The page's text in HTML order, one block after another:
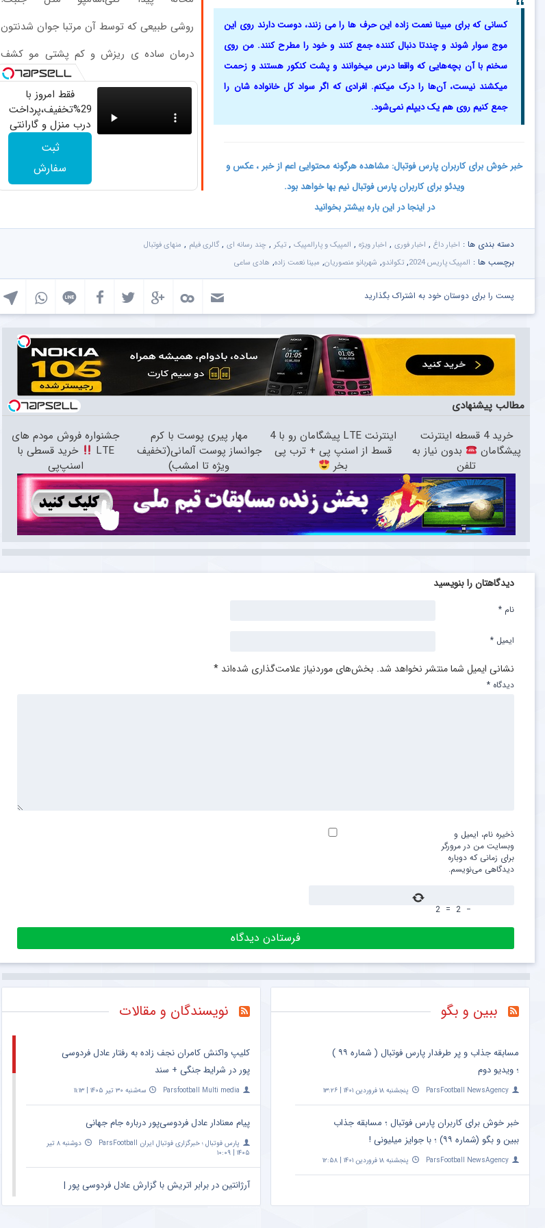
روشی طبیعی که توسط آن مرتبا جوان شدنتون
درمان ساده ی ریزش و کم پشتی مو کشف
فقط امروز با
29%تخفیف،پرداخت
درب منزل و گارانتی
وات بخر
ثبت
سفارش
کسانی که برای مبینا نعمت‌ زاده این حرف ها را می زنند، دوست دارند روی این
موج سوار شوند و چندتا دنبال کننده جمع کنند و خود را مطرح کنند. من روی
سخنم با آن بچه‌هایی که واقعا درس میخوانند و پشت کنکور هستند و زحمت
میکشند نیست، آن‌ها را درک میکنم. افرادی که اگر سواد کل خانواده شان را
جمع کنیم روی هم یک دیپلم نمی‌شود.
خبر خوش برای کاربران پارس فوتبال: مشاهده هرگونه محتوایی اعم از خبر ، عکس و
ویدئو برای کاربران پارس فوتبال نیم بها خواهد بود.
در اینجا در این باره بیشتر بخوانید
دسته بندی ها : اخبار داغ , اخبار فوری , اخبار ویژه , المپیک و پارالمپیک , تیکر , چند رسانه ای , گالری فیلم , منهای فوتبال
برچسب ها : المپیک پاریس 2024 , تکواندو, شهربانو منصوریان, مبینا نعمت زاده, هادی ساعی
پست را برای دوستان خود به اشتراک بگذارید
مطالب پیشنهادی
خرید 4 قسطه اینترنت
پیشگامان
بدون نیاز به
تلفن
اینترنت LTE پیشگامان رو با 4
قسط از اسنپ پی + ترب پی
بخر
مهار پیری پوست با کرم
جوانساز پوست آلمانی(تخفیف
ویژه تا امشب)
جشنواره فروش مودم های
LTE
خرید قسطی با
اسنپ‌پی
دیدگاهتان را بنویسید
نشانی ایمیل شما منتشر نخواهد شد. بخش‌های موردنیاز علامت‌گذاری شده‌اند *
دیدگاه *
نام *
ایمیل *
ذخیره نام، ایمیل و
وبسایت من در مرورگر
برای زمانی که دوباره
دیدگاهی می‌نویسم.
−
2
=
2
ببین و بگو
مسابقه جذاب و پر طرفدار پارس فوتبال ( شماره ۹۹ )
؛ ویدیو دوم
ParsFootball NewsAgency پنجشنبه ۱۸ فروردین ۱۴۰۱ | ۱۳:۲۶
خبر خوش برای کاربران پارس فوتبال ؛ مسابقه جذاب
ببین و بگو (شماره ۹۹) ؛ با جوایز میلیونی !
ParsFootball NewsAgency پنجشنبه ۱۸ فروردین ۱۴۰۱ | ۱۲:۵۸
نویسندگان و مقالات
کلیپ واکنش کامران نجف زاده به رفتار عادل فردوسی
پور در شرایط جنگی + سند
Parsfootball Multi media سه‌شنبه ۳۰ تیر ۱۴۰۵ | ۱۱:۱۳
پیام معنادار عادل فردوسی‌پور درباره جام جهانی
پارس فوتبال ؛ خبرگزاری فوتبال ایران ParsFootball
دوشنبه ۸ تیر
۱۴۰۵ | ۱۰:۰۹
آرژانتین در برابر اتریش با گزارش عادل فردوسی پور |
امشب ساعت ۲۰:۳۰ – پخش زنده در اپارات اسپرت